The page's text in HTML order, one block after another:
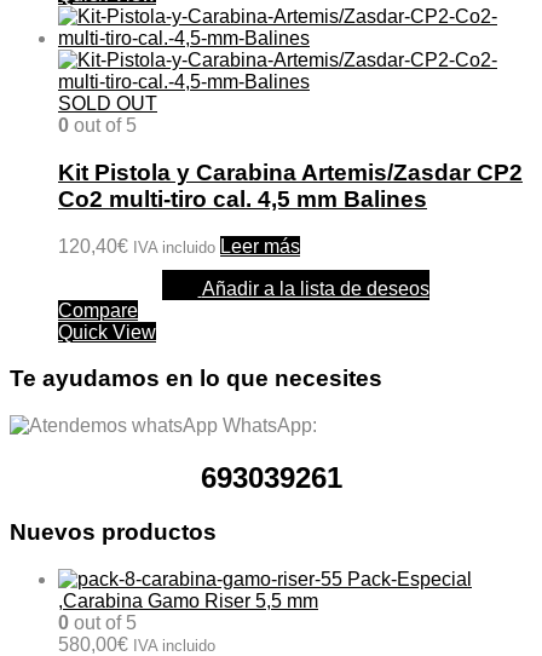
Las
se
página
de
producto
SOLD OUT
0 out of 5
Kit Pistola y Carabina Artemis/Zasdar CP2
Co2 multi-tiro cal. 4,5 mm Balines
120,40€ IVA incluido Leer más
Añadir a la lista de deseos
Compare
Quick View
Te ayudamos en lo que necesites
WhatsApp:
693039261
Nuevos productos
Pack-Especial
,Carabina Gamo Riser 5,5 mm
0 out of 5
580,00€ IVA incluido